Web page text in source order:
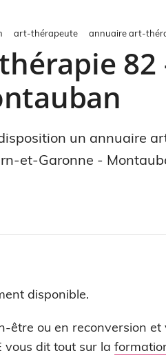
art-thérapeute annuaire art-
82
un annuaire
et-Garonne -
disponible.
être ou en reconversion
vous dit tout sur la